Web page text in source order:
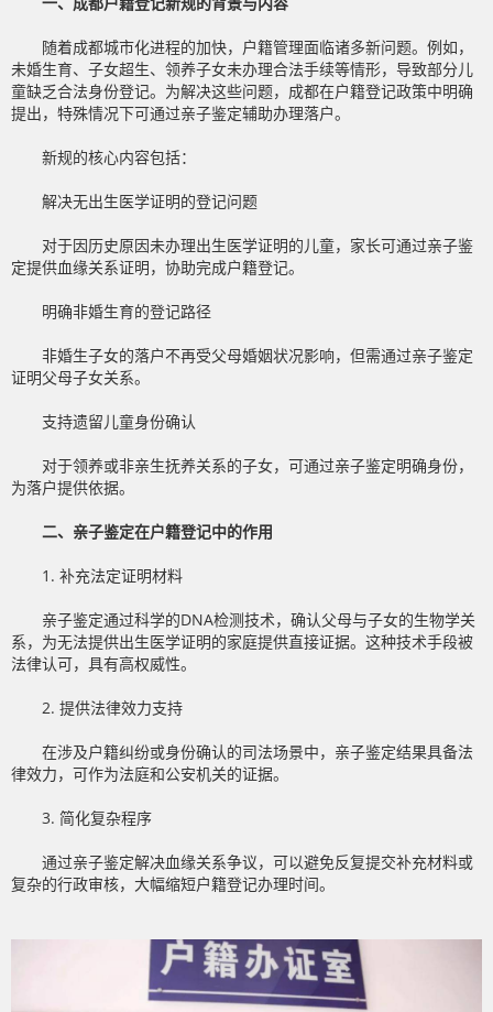
随着成都城市化进程的加快，户籍管理面临诸多新问题。例如，
未婚生育、子女超生、领养子女未办理合法手续等情形，导致部分儿
童缺乏合法身份登记。为解决这些问题，成都在户籍登记政策中明确
提出，特殊情况下可通过亲子鉴定辅助办理落户。
新规的核心内容包括：
解决无出生医学证明的登记问题
对于因历史原因未办理出生医学证明的儿童，家长可通过亲子鉴
定提供血缘关系证明，协助完成户籍登记。
明确非婚生育的登记路径
非婚生子女的落户不再受父母婚姻状况影响，但需通过亲子鉴定
证明父母子女关系。
支持遗留儿童身份确认
对于领养或非亲生抚养关系的子女，可通过亲子鉴定明确身份，
为落户提供依据。
二、亲子鉴定在户籍登记中的作用
1. 补充法定证明材料
亲子鉴定通过科学的DNA检测技术，确认父母与子女的生物学关
系，为无法提供出生医学证明的家庭提供直接证据。这种技术手段被
法律认可，具有高权威性。
2. 提供法律效力支持
在涉及户籍纠纷或身份确认的司法场景中，亲子鉴定结果具备法
律效力，可作为法庭和公安机关的证据。
3. 简化复杂程序
通过亲子鉴定解决血缘关系争议，可以避免反复提交补充材料或
复杂的行政审核，大幅缩短户籍登记办理时间。